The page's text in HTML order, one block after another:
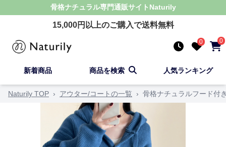
骨格ナチュラル専門通販サイト Naturily
15,000円以上のご購入で送料無料
0 0
新着商品 商品を検索 人気ランキング
Naturily TOP › アウター/コートの一覧 › 骨格ナチュラルフード付